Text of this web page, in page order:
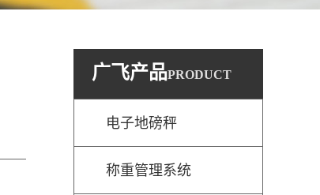
广飞产品PRODUCT
电子地磅秤
称重管理系统